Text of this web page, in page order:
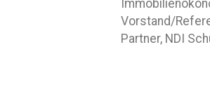
Vorstand/
Partner, NDI